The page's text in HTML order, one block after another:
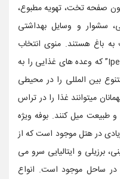
صفحه تخت، تهویه مطبوع،
سشوار و وسایل بهداشتی
باغ هستند. منوی انتخاب
بالش نیز موجود است. رستوران “Ipekyolu” که وعده های غذایی را به
بین المللی را در محیطی
میتوانند غذا را در تراس
طبیعت میل کنند. بوفه ویژه
در هتل موجود است که از
برزیلی و ایتالیایی سرو می
در ساحل موجود است. انواع